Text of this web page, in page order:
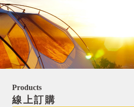
Products
線上訂購